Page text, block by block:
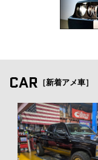
CAR ［新着アメ車］